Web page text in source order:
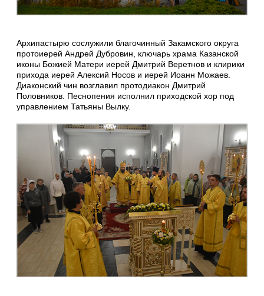
Архипастырю сослужили благочинный Закамского округа
протоиерей Андрей Дубровин, ключарь храма Казанской
иконы Божией Матери иерей Дмитрий Веретнов и клирики
прихода иерей Алексий Носов и иерей Иоанн Можаев.
Диаконский чин возглавил протодиакон Дмитрий
Половников. Песнопения исполнил приходской хор под
управлением Татьяны Вылку.